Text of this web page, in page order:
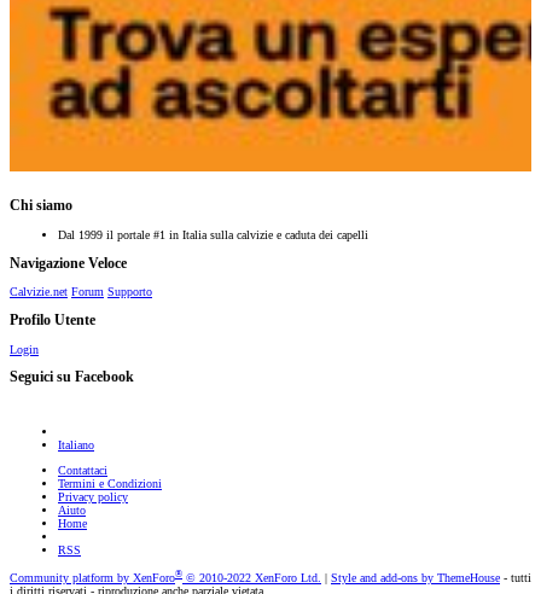
Chi siamo
Dal 1999 il portale #1 in Italia sulla calvizie e caduta dei capelli
Navigazione Veloce
Calvizie.net Forum Supporto
Profilo Utente
Login
Seguici su Facebook
Italiano
Contattaci
Termini e Condizioni
Privacy policy
Aiuto
Home
RSS
Community platform by XenForo® © 2010-2022 XenForo Ltd. Style and add-ons by ThemeHouse - tutti